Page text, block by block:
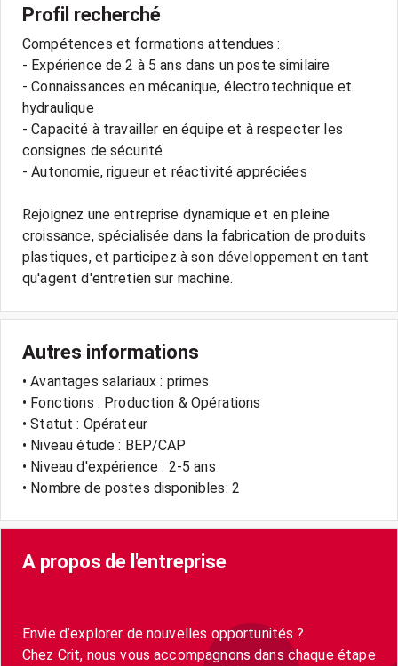
Profil recherché
Compétences et formations attendues :
- Expérience de 2 à 5 ans dans un poste similaire
- Connaissances en mécanique, électrotechnique et
hydraulique
- Capacité à travailler en équipe et à respecter les
consignes de sécurité
- Autonomie, rigueur et réactivité appréciées
Rejoignez une entreprise dynamique et en pleine
croissance, spécialisée dans la fabrication de produits
plastiques, et participez à son développement en tant
Autres informations
• Avantages salariaux : primes
• Fonctions : Production & Opérations
• Statut : Opérateur
• Niveau étude : BEP/CAP
• Niveau d'expérience : 2-5 ans
• Nombre de postes disponibles: 2
A propos de l'entreprise
Envie d’explorer de nouvelles opportunités ?
Chez Crit, nous vous accompagnons dans chaque étape